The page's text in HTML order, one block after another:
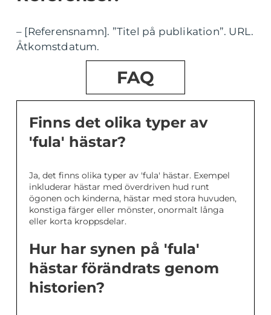
– [Referensnamn]. ”Titel på publikation”. URL.
Åtkomstdatum.
FAQ
Finns det olika typer av
'fula' hästar?
Ja, det finns olika typer av 'fula' hästar. Exempel
inkluderar hästar med överdriven hud runt
ögonen och kinderna, hästar med stora huvuden,
konstiga färger eller mönster, onormalt långa
eller korta kroppsdelar.
Hur har synen på 'fula'
hästar förändrats genom
historien?